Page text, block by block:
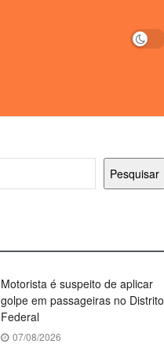
Pesquisar
Motorista é suspeito de aplicar
golpe em passageiras no Distrito
Federal
07/08/2026